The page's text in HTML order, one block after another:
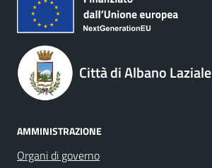
Città di Albano Laziale
AMMINISTRAZIONE
Organi di governo